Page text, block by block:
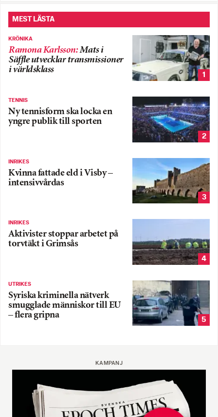
MEST LÄSTA
KRÖNIKA
Ramona Karlsson:Mats i
Säffle utvecklar transmissioner
i världsklass
1
TENNIS
Ny tennisform ska locka en
yngre publik till sporten
2
INRIKES
Kvinna fattade eld i Visby –
intensivvårdas
3
INRIKES
Aktivister stoppar arbetet på
torvtäkt i Grimsås
4
UTRIKES
Syriska kriminella nätverk
smugglade människor till EU
– flera gripna
5
KAMPANJ